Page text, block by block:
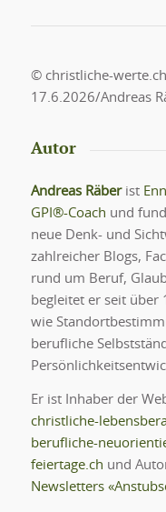
© christliche-
17.6.2026/Andreas
Autor
Andreas Räberist
GPI®-Coach und
neue Denk- und
zahlreicher Blogs,
rund um Beruf,
begleitet er seit über
wie
berufliche
Er ist Inhaber der
christliche-
berufliche-
feiertage.ch und
Newsletters